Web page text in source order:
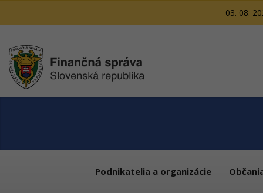
03. 08.
Podnikatelia a organizácie